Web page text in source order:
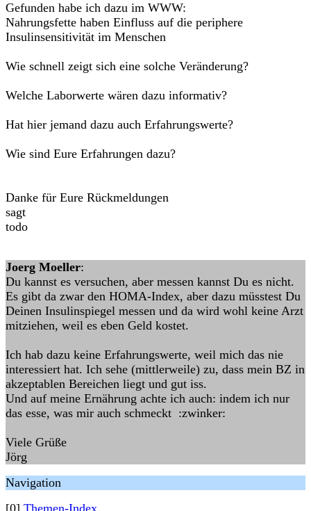
Gefunden habe ich dazu im WWW:
Nahrungsfette haben Einfluss auf die periphere
Insulinsensitivität im Menschen
Wie schnell zeigt sich eine solche Veränderung?
Welche Laborwerte wären dazu informativ?
Hat hier jemand dazu auch Erfahrungswerte?
Wie sind Eure Erfahrungen dazu?
Danke für Eure Rückmeldungen
sagt
todo
Joerg Moeller:
Du kannst es versuchen, aber messen kannst Du es nicht.
Es gibt da zwar den HOMA-Index, aber dazu müsstest Du
Deinen Insulinspiegel messen und da wird wohl keine Arzt
mitziehen, weil es eben Geld kostet.
Ich hab dazu keine Erfahrungswerte, weil mich das nie
interessiert hat. Ich sehe (mittlerweile) zu, dass mein BZ in
akzeptablen Bereichen liegt und gut iss.
Und auf meine Ernährung achte ich auch: indem ich nur
das esse, was mir auch schmeckt :zwinker:
Viele Grüße
Jörg
Navigation
[0] Themen-Index